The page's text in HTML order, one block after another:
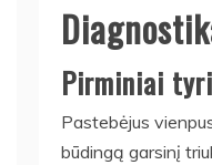
Pirminiai
Pastebėjus
būdingą garsinį